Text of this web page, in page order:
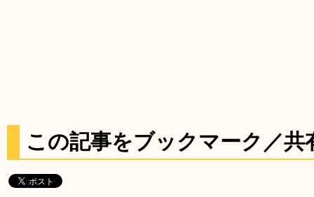
この記事をブックマーク／共